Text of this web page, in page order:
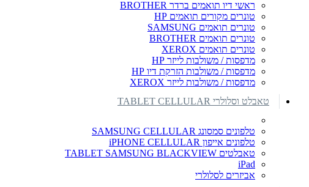
ראשי דיו תואמים ברדר BROTHER
טונרים מקורים תואמים HP
טונרים תואמים SAMSUNG
טונרים תואמים BROTHER
טונרים תואמים XEROX
מדפסות / משולבות לייזר HP
מדפסות / משולבות הזרקת דיו HP
מדפסות / משולבות לייזר XEROX
טאבלט וסלולרי TABLET CELLULAR
טלפונים סמסונג SAMSUNG CELLULAR
טלפונים אייפון iPHONE CELLULAR
טאבלטים TABLET SAMSUNG BLACKVIEW
iPad
אביזרים לסלולרי